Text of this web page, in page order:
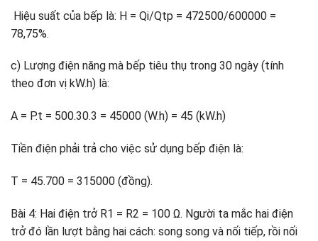
Hiệu suất của bếp là: H = Qi/Qtp = 472500/600000 =
78,75%.
c) Lượng điện năng mà bếp tiêu thụ trong 30 ngày (tính
theo đơn vị kW.h) là:
A = P.t = 500.30.3 = 45000 (W.h) = 45 (kW.h)
Tiền điện phải trả cho việc sử dụng bếp điện là:
T = 45.700 = 315000 (đồng).
Bài 4: Hai điện trở R1 = R2 = 100 Ω. Người ta mắc hai điện
trở đó lần lượt bằng hai cách: song song và nối tiếp, rồi nối